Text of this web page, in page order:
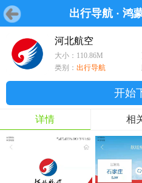
出行导航 · 鸿
首页 游戏
首页 游戏 软件 鸿蒙
游戏 软件
河北航空
大小：110.86M
类别： 出行导航
开始
详情 相